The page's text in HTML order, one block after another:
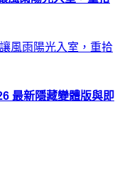
最新隱藏變體版與即